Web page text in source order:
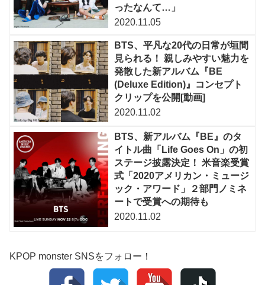
ったなんて…」
2020.11.05
BTS、平凡な20代の日常が垣間
見られる！ 親しみやすい魅力を
発散した新アルバム『BE
(Deluxe Edition)』コンセプト
クリップを公開[動画]
2020.11.02
BTS、新アルバム『BE』のタ
イトル曲「Life Goes On」の初
ステージ披露決定！ 米音楽受賞
式「2020アメリカン・ミュージ
ック・アワード」２部門ノミネ
ートで受賞への期待も
2020.11.02
KPOP monster SNSをフォロー！